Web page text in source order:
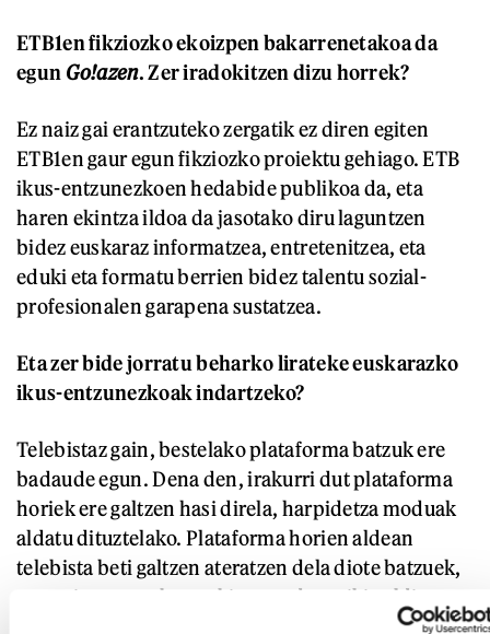
ETB1en fikziozko ekoizpen bakarrenetakoa da
egun Go!azen. Zer iradokitzen dizu horrek?
Ez naiz gai erantzuteko zergatik ez diren egiten
ETB1en gaur egun fikziozko proiektu gehiago. ETB
ikus-entzunezkoen hedabide publikoa da, eta
haren ekintza ildoa da jasotako diru laguntzen
bidez euskaraz informatzea, entretenitzea, eta
eduki eta formatu berrien bidez talentu sozial-
profesionalen garapena sustatzea.
Eta zer bide jorratu beharko lirateke euskarazko
ikus-entzunezkoak indartzeko?
Telebistaz gain, bestelako plataforma batzuk ere
badaude egun. Dena den, irakurri dut plataforma
horiek ere galtzen hasi direla, harpidetza moduak
aldatu dituztelako. Plataforma horien aldean
telebista beti galtzen ateratzen dela diote batzuek,
eta, gainera, euskararekin mundua txiki gelditzen
dela. Baina ez dakit hori aitzakia ez ote den. Ikus-